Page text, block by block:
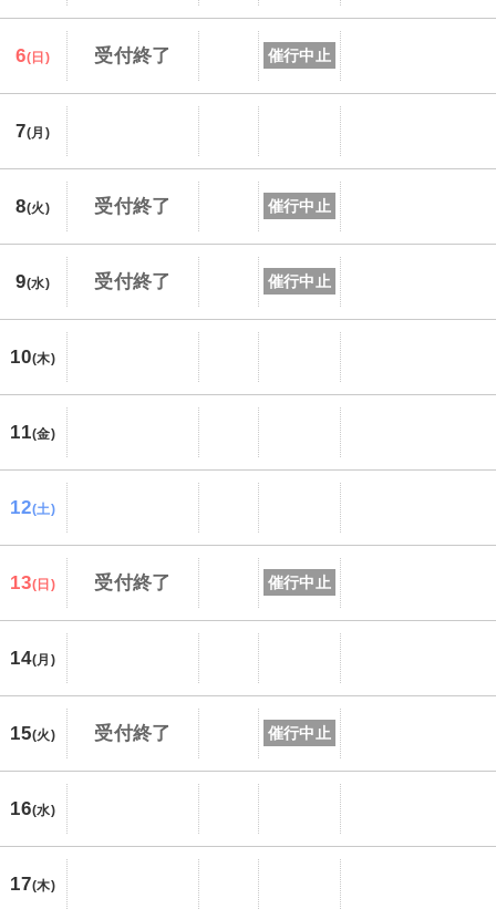
6(日) 受付終了 催行中止
7(月)
8(火) 受付終了 催行中止
9(水) 受付終了 催行中止
10(木)
11(金)
12(土)
13(日) 受付終了 催行中止
14(月)
15(火) 受付終了 催行中止
16(水)
17(木)